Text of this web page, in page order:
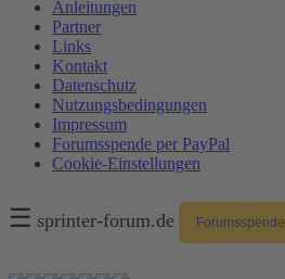
Anleitungen
Partner
Links
Kontakt
Datenschutz
Nutzungsbedingungen
Impressum
Forumsspende per PayPal
Cookie-Einstellungen
☰ sprinter-forum.de Forumsspende